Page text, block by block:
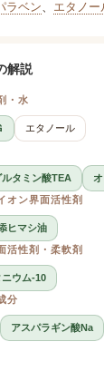
ラベン、 エタノー
解説
・水
エタノール
ルタミン酸TEA
オン界面活性剤
ヒマシ油
活性剤・柔軟剤
ウム-10
分
アスパラギン酸Na